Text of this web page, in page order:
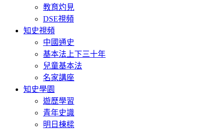
教育灼見
DSE視頻
知史視頻
中國通史
基本法上下三十年
兒童基本法
名家講座
知史學園
遊歷學習
青年史識
明日棟樑